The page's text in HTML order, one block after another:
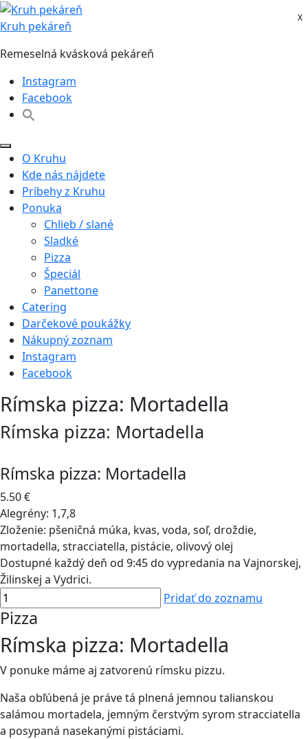
Skip
to
Kruh pekáreň
Remeselná kvásková pekáreň
Instagram
Facebook
O Kruhu
Kde nás nájdete
Príbehy z Kruhu
Ponuka
Chlieb / slané
Sladké
Pizza
Špeciál
Panettone
Catering
Darčekové poukážky
Nákupný zoznam
Instagram
Facebook
Rímska pizza: Mortadella
Rímska pizza: Mortadella
Rímska pizza: Mortadella
5.50 €
Alegrény: 1,7,8
Zloženie: pšeničná múka, kvas, voda, soľ, droždie,
mortadella, stracciatella, pistácie, olivový olej
Dostupné každý deň od 9:45 do vypredania na Vajnorskej,
Žilinskej a Vydrici.
Pridať do zoznamu
Pizza
Rímska pizza: Mortadella
V ponuke máme aj zatvorenú rímsku pizzu.
Naša obľúbená je práve tá plnená jemnou talianskou
salámou mortadela, jemným čerstvým syrom stracciatella
a posypaná nasekanými pistáciami.
X
X